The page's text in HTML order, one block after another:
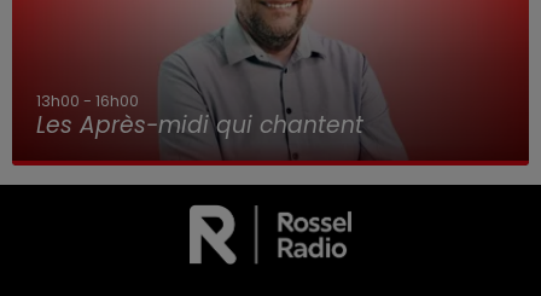
16h00 - 19h00
Le Jukebox RDL